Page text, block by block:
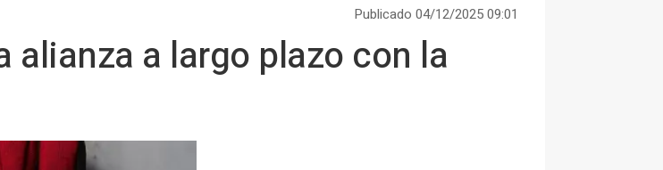
Publicado 04/12/2025 09:01
alianza a largo plazo con la